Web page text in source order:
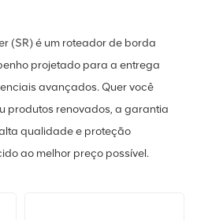
(SR) é um roteador de borda
projetado para a entrega
avançados. Quer você
produtos renovados, a garantia
qualidade e proteção
ao melhor preço possível.